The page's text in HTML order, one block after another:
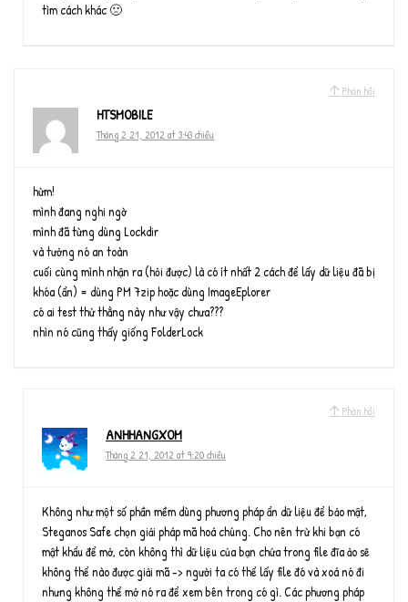
tìm cách khác 🙁
Phản hồi
HTSMOBILE
Tháng 2 21, 2012 at 3:43 chiều
hừm!
mình đang nghi ngờ
mình đã từng dùng Lockdir
và tưởng nó an toàn
cuối cùng mình nhận ra (hỏi được) là có ít nhất 2 cách để lấy dữ liệu đã bị
khóa (ẩn) = dùng PM 7zip hoặc dùng ImageEplorer
có ai test thử thằng này như vậy chưa???
nhìn nó cũng thấy giống FolderLock
Phản hồi
ANHHANGXOM
Tháng 2 21, 2012 at 9:20 chiều
Không như một số phần mềm dùng phương pháp ẩn dữ liệu để bảo mật,
Steganos Safe chọn giải pháp mã hoá chúng. Cho nên trừ khi bạn có
mật khẩu để mở, còn không thì dữ liệu của bạn chứa trong file đĩa ảo sẽ
không thể nào được giải mã -> người ta có thể lấy file đó và xoá nó đi
nhưng không thể mở nó ra để xem bên trong có gì. Các phương pháp